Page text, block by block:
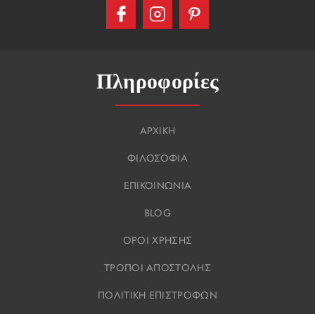
Πληροφορίες
ΑΡΧΙΚΗ
ΦΙΛΟΣΟΦΙΑ
ΕΠΙΚΟΙΝΩΝΙΑ
BLOG
ΟΡΟΙ ΧΡΗΣΗΣ
ΤΡΟΠΟΙ ΑΠΟΣΤΟΛΗΣ
ΠΟΛΙΤΙΚΗ ΕΠΙΣΤΡΟΦΩΝ